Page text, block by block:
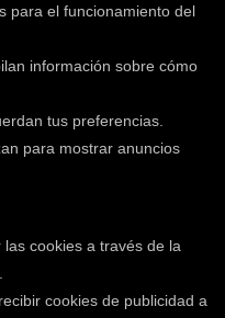
para el funcionamiento del
información sobre cómo
tus preferencias.
para mostrar anuncios
cookies a través de la
cookies de publicidad a